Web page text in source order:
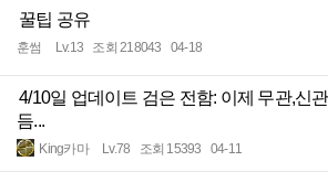
꿀팁 공유
훈썸 Lv.13 조회 218043 04-18
4/10일 업데이트 검은 전함: 이제 무관,신
듬...
King카마 Lv.78 조회 15393 04-11